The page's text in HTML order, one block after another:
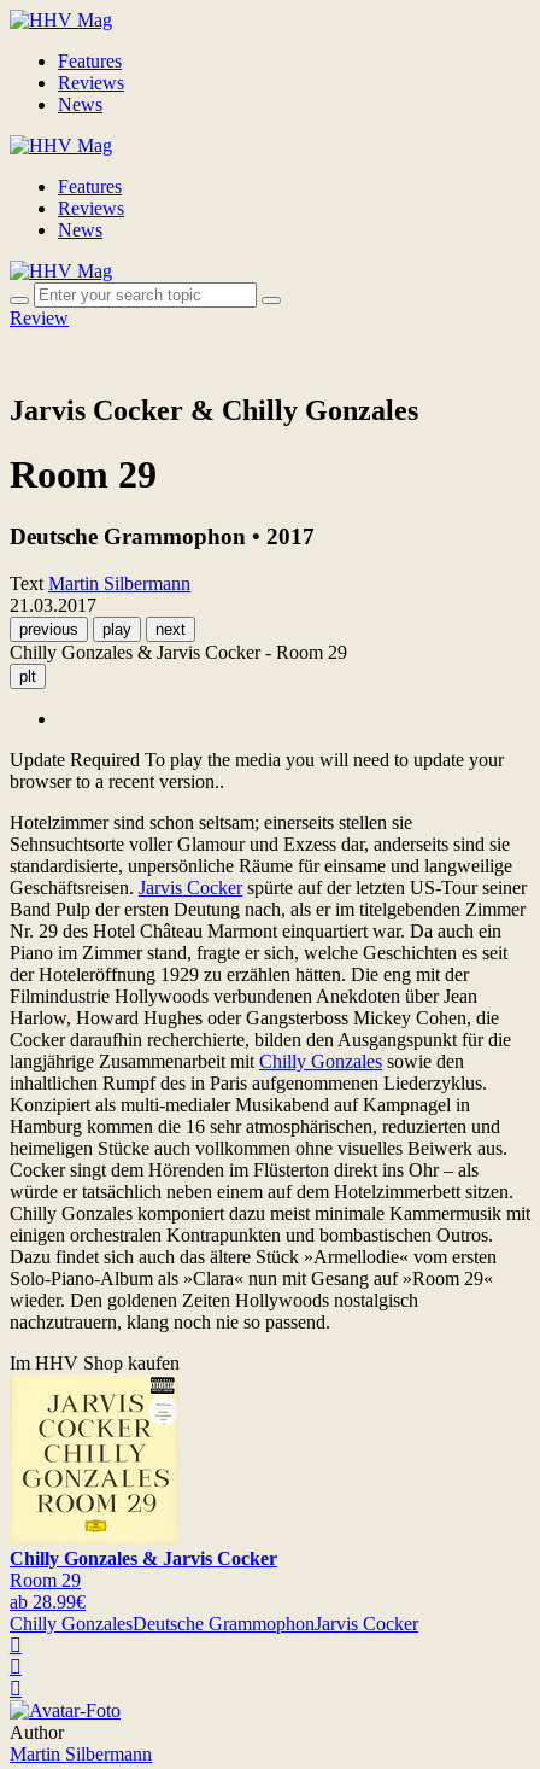
Features
Reviews
News
Features
Reviews
News
Review
Jarvis Cocker & Chilly Gonzales
Room 29
Deutsche Grammophon • 2017
Text Martin Silbermann
21.03.2017
previous play next
Chilly Gonzales & Jarvis Cocker - Room 29
plt
Update Required To play the media you will need to update your
browser to a recent version..
Hotelzimmer sind schon seltsam; einerseits stellen sie
Sehnsuchtsorte voller Glamour und Exzess dar, anderseits sind sie
standardisierte, unpersönliche Räume für einsame und langweilige
Geschäftsreisen. Jarvis Cockerspürte auf der letzten US-Tour seiner
Band Pulp der ersten Deutung nach, als er im titelgebenden Zimmer
Nr. 29 des Hotel Château Marmont einquartiert war. Da auch ein
Piano im Zimmer stand, fragte er sich, welche Geschichten es seit
der Hoteleröffnung 1929 zu erzählen hätten. Die eng mit der
Filmindustrie Hollywoods verbundenen Anekdoten über Jean
Harlow, Howard Hughes oder Gangsterboss Mickey Cohen, die
Cocker daraufhin recherchierte, bilden den Ausgangspunkt für die
langjährige Zusammenarbeit mit Chilly Gonzales sowie den
inhaltlichen Rumpf des in Paris aufgenommenen Liederzyklus.
Konzipiert als multi-medialer Musikabend auf Kampnagel in
Hamburg kommen die 16 sehr atmosphärischen, reduzierten und
heimeligen Stücke auch vollkommen ohne visuelles Beiwerk aus.
Cocker singt dem Hörenden im Flüsterton direkt ins Ohr – als
würde er tatsächlich neben einem auf dem Hotelzimmerbett sitzen.
Chilly Gonzales komponiert dazu meist minimale Kammermusik mit
einigen orchestralen Kontrapunkten und bombastischen Outros.
Dazu findet sich auch das ältere Stück »Armellodie« vom ersten
Solo-Piano-Album als »Clara« nun mit Gesang auf »Room 29«
wieder. Den goldenen Zeiten Hollywoods nostalgisch
nachzutrauern, klang noch nie so passend.
Im HHV Shop kaufen
Chilly Gonzales & Jarvis Cocker
Room 29
ab 28.99€
Chilly GonzalesDeutsche GrammophonJarvis Cocker
Author
Martin Silbermann